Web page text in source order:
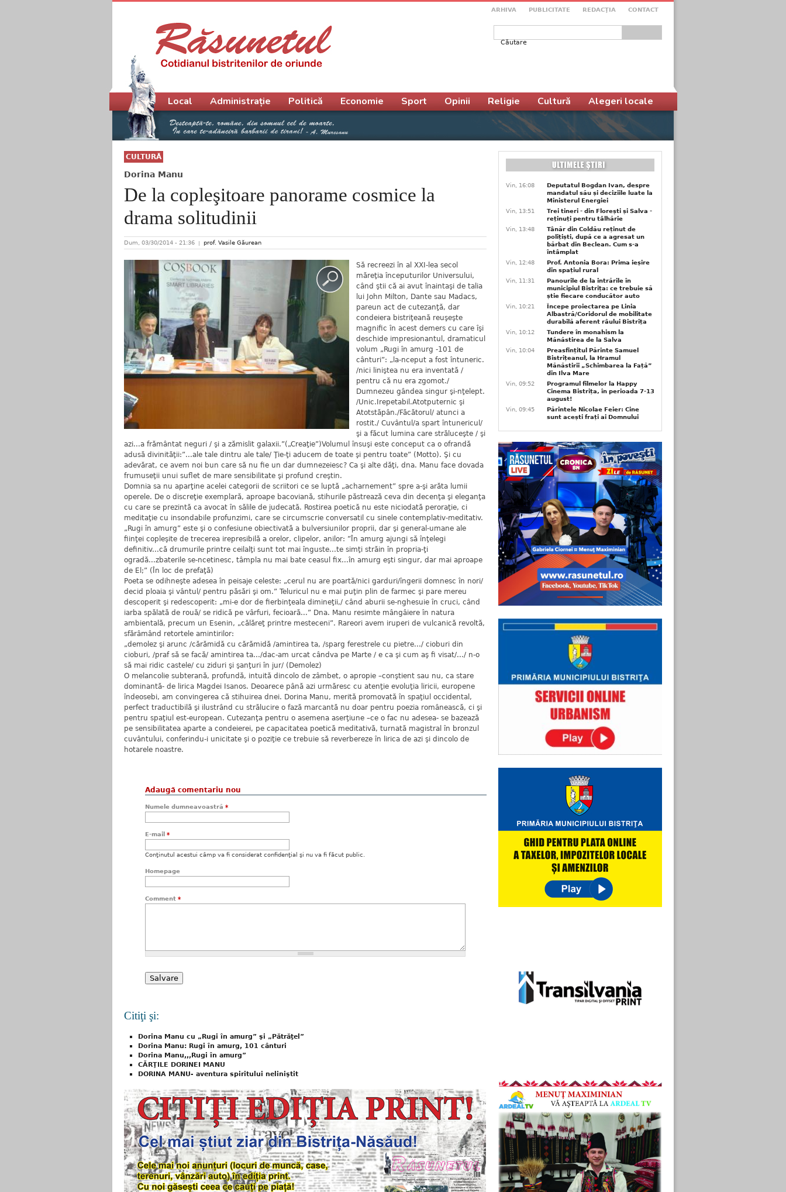
ARHIVA PUBLICITATE REDACŢIA CONTACT
Formular de căutare
CULTURĂ
Dorina Manu
De la copleşitoare panorame cosmice la
drama solitudinii
Dum, 03/30/2014 - 21:36 prof. Vasile Găurean
Să recreezi în al XXI-lea secol
măreţia începuturilor Universului,
când ştii că ai avut înaintaşi de talia
lui John Milton, Dante sau Madacs,
pareun act de cutezanţă, dar
condeiera bistriţeană reuşeşte
magnific în acest demers cu care îşi
deschide impresionantul, dramaticul
volum „Rugi în amurg -101 de
cânturi”: „la-nceput a fost întuneric.
/nici liniştea nu era inventată /
pentru că nu era zgomot./
Dumnezeu gândea singur şi-nţelept.
/Unic.Irepetabil.Atotputernic şi
Atotstăpân./Făcătorul/ atunci a
rostit./ Cuvântul/a spart întunericul/
şi a făcut lumina care străluceşte / şi
azi...a frământat neguri / şi a zămislit galaxii.”(„Creaţie”)Volumul însuşi este conceput ca o ofrandă
adusă divinităţii:”...ale tale dintru ale tale/ Ţie-ţi aducem de toate şi pentru toate” (Motto). Şi cu
adevărat, ce avem noi bun care să nu fie un dar dumnezeiesc? Ca şi alte dăţi, dna. Manu face dovada
frumuseţii unui suflet de mare sensibilitate şi profund creştin.
Domnia sa nu aparţine acelei categorii de scriitori ce se luptă „acharnement” spre a-şi arăta lumii
operele. De o discreţie exemplară, aproape bacoviană, stihurile păstrează ceva din decenţa şi eleganţa
cu care se prezintă ca avocat în sălile de judecată. Rostirea poetică nu este niciodată peroraţie, ci
meditaţie cu insondabile profunzimi, care se circumscrie conversatil cu sinele contemplativ-meditativ.
„Rugi în amurg” este şi o confesiune obiectivată a bulversiunilor proprii, dar şi general-umane ale
fiinţei copleşite de trecerea irepresibilă a orelor, clipelor, anilor: ”În amurg ajungi să înţelegi
definitiv...că drumurile printre ceilalţi sunt tot mai înguste...te simţi străin în propria-ţi
ogradă...zbaterile se-ncetinesc, tâmpla nu mai bate ceasul fix...în amurg eşti singur, dar mai aproape
de El;” (În loc de prefaţă)
Poeta se odihneşte adesea în peisaje celeste: „cerul nu are poartă/nici garduri/îngerii domnesc în nori/
decid ploaia şi vântul/ pentru păsări şi om.” Teluricul nu e mai puţin plin de farmec şi pare mereu
descoperit şi redescoperit: „mi-e dor de fierbinţeala dimineţii,/ când aburii se-nghesuie în cruci, când
iarba spălată de rouă/ se ridică pe vârfuri, fecioară...” Dna. Manu resimte mângâiere în natura
ambientală, precum un Esenin, „călăreţ printre mesteceni”. Rareori avem iruperi de vulcanică revoltă,
sfărâmând retortele amintirilor:
„demolez şi arunc /cărămidă cu cărămidă /amintirea ta, /sparg ferestrele cu pietre.../ cioburi din
cioburi, /praf să se facă/ amintirea ta.../dac-am urcat cândva pe Marte / e ca şi cum aş fi visat/.../ n-o
să mai ridic castele/ cu ziduri şi şanţuri în jur/ (Demolez)
O melancolie subterană, profundă, intuită dincolo de zâmbet, o apropie –conştient sau nu, ca stare
dominantă- de lirica Magdei Isanos. Deoarece până azi urmăresc cu atenţie evoluţia liricii, europene
îndeosebi, am convingerea că stihuirea dnei. Dorina Manu, merită promovată în spaţiul occidental,
perfect traductibilă şi ilustrând cu strălucire o fază marcantă nu doar pentru poezia românească, ci şi
pentru spaţiul est-european. Cutezanţa pentru o asemena aserţiune –ce o fac nu adesea- se bazează
pe sensibilitatea aparte a condeierei, pe capacitatea poetică meditativă, turnată magistral în bronzul
cuvântului, conferindu-i unicitate şi o poziţie ce trebuie să reverbereze în lirica de azi şi dincolo de
hotarele noastre.
Adaugă comentariu nou
Numele dumneavoastră *
E-mail *
Conţinutul acestui câmp va fi considerat confidenţial şi nu va fi făcut public.
Homepage
Comment *
Citiţi şi:
Dorina Manu cu „Rugi în amurg” şi „Pătrăţel”
Dorina Manu: Rugi în amurg, 101 cânturi
Dorina Manu,,,Rugi în amurg”
CĂRŢILE DORINEI MANU
DORINA MANU- aventura spiritului neliniştit
Meniu principal
Local Administrație Politică Economie Sport Opinii Religie Cultură Alegeri locale
Vin, 16:08
Deputatul Bogdan Ivan, despre
mandatul său și deciziile luate la
Ministerul Energiei
Vin, 13:51
Trei tineri - din Florești și Salva -
reținuți pentru tâlhărie
Vin, 13:48
Tânăr din Coldău reținut de
polițiști, după ce a agresat un
bărbat din Beclean. Cum s-a
întâmplat
Vin, 12:48
Prof. Antonia Bora: Prima ieșire
din spațiul rural
Vin, 11:31
Panourile de la intrările în
municipiul Bistrița: ce trebuie să
știe fiecare conducător auto
Vin, 10:21
Începe proiectarea pe Linia
Albastră/Coridorul de mobilitate
durabilă aferent râului Bistrița
Vin, 10:12
Tundere în monahism la
Mănăstirea de la Salva
Vin, 10:04
Preasfințitul Părinte Samuel
Bistrițeanul, la Hramul
Mănăstirii „Schimbarea la Față”
din Ilva Mare
Vin, 09:52
Programul filmelor la Happy
Cinema Bistrița, în perioada 7-13
august!
Vin, 09:45
Părintele Nicolae Feier: Cine
sunt acești frați ai Domnului